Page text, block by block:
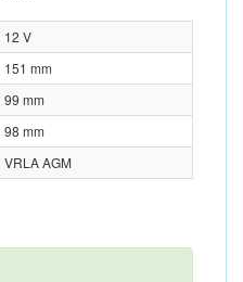
12 V
151 mm
99 mm
98 mm
VRLA AGM